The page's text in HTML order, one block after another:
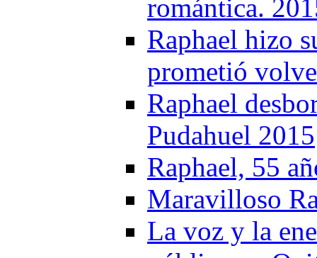
romántica.
Raphael hizo
prometió
Raphael
Pudahuel 2015
Raphael, 55
Maravilloso
La voz y la